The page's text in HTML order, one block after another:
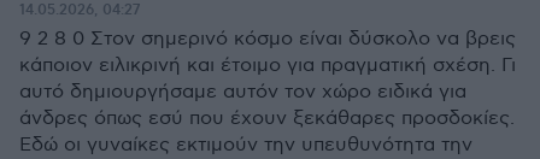
14.05.2026, 04:27
9 2 8 0 Στον σημερινό κόσμο είναι δύσκολο να βρεις
κάποιον ειλικρινή και έτοιμο για πραγματική σχέση. Γι
αυτό δημιουργήσαμε αυτόν τον χώρο ειδικά για
άνδρες όπως εσύ που έχουν ξεκάθαρες προσδοκίες.
Εδώ οι γυναίκες εκτιμούν την υπευθυνότητα την